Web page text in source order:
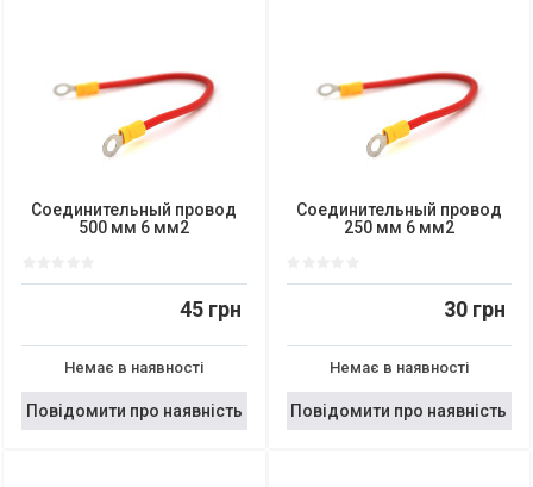
Соединительный провод
500 мм 6 мм2
45 грн
Немає в наявності
Повідомити про наявність
Соединительный провод
250 мм 6 мм2
30 грн
Немає в наявності
Повідомити про наявність